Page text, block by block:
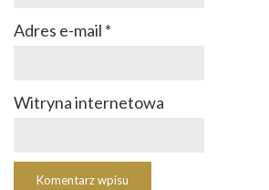
Adres e-mail *
Witryna internetowa